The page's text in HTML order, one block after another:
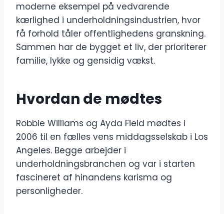
moderne eksempel på vedvarende
kærlighed i underholdningsindustrien, hvor
få forhold tåler offentlighedens granskning.
Sammen har de bygget et liv, der prioriterer
familie, lykke og gensidig vækst.
Hvordan de mødtes
Robbie Williams og Ayda Field mødtes i
2006 til en fælles vens middagsselskab i Los
Angeles. Begge arbejder i
underholdningsbranchen og var i starten
fascineret af hinandens karisma og
personligheder.